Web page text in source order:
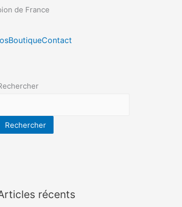
de France
BoutiqueContact
Rechercher
récents